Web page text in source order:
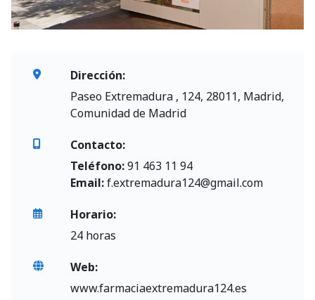
Dirección:
Paseo Extremadura , 124, 28011, Madrid,
Comunidad de Madrid
Contacto:
Teléfono:91 463 11 94
Email:f.extremadura124@gmail.com
Horario:
24 horas
Web:
www.farmaciaextremadura124.es